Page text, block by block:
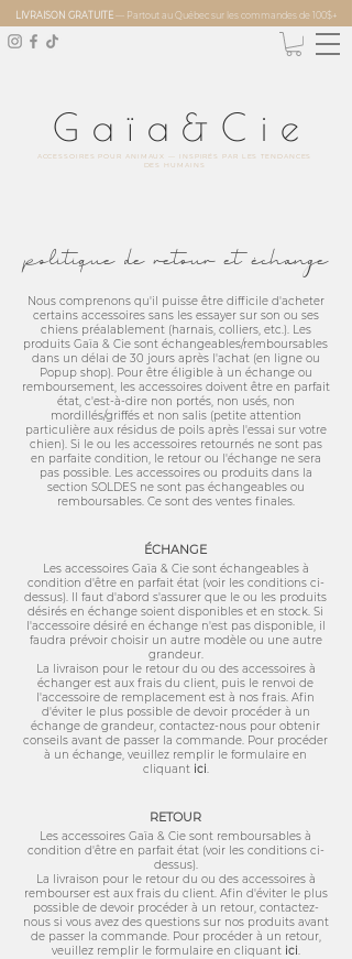
LIVRAISON GRATUITE — Partout au Québec sur les commandes de 100$+
ACCESSOIRES POUR ANIMAUX — INSPIRÉS PAR LES TENDANCES
DES HUMAINS
Gaïa&Ci e
politique de retour et échange
Nous comprenons qu'il puisse être difficile d'acheter
certains accessoires sans les essayer sur son ou ses
chiens préalablement (harnais, colliers, etc.). Les
produits Gaïa & Cie sont échangeables/remboursables
dans un délai de 30 jours après l'achat (en ligne ou
Popup shop). Pour être éligible à un échange ou
remboursement, les accessoires doivent être en parfait
état, c'est-à-dire non portés, non usés, non
mordillés/griffés et non salis (petite attention
particulière aux résidus de poils après l'essai sur votre
chien). Si le ou les accessoires retournés ne sont pas
en parfaite condition, le retour ou l'échange ne sera
pas possible. Les accessoires ou produits dans la
section SOLDES ne sont pas échangeables ou
remboursables. Ce sont des ventes finales.
ÉCHANGE
Les accessoires Gaïa & Cie sont échangeables à
condition d'être en parfait état (voir les conditions ci-
dessus). Il faut d'abord s'assurer que le ou les produits
désirés en échange soient disponibles et en stock. Si
l'accessoire désiré en échange n'est pas disponible, il
faudra prévoir choisir un autre modèle ou une autre
grandeur.
La livraison pour le retour du ou des accessoires à
échanger est aux frais du client, puis le renvoi de
l'accessoire de remplacement est à nos frais. Afin
d'éviter le plus possible de devoir procéder à un
échange de grandeur, contactez-nous pour obtenir
conseils avant de passer la commande. Pour procéder
à un échange, veuillez remplir le formulaire en
cliquant ici.
RETOUR
Les accessoires Gaïa & Cie sont remboursables à
condition d'être en parfait état (voir les conditions ci-
dessus).
La livraison pour le retour du ou des accessoires à
rembourser est aux frais du client. Afin d'éviter le plus
possible de devoir procéder à un retour, contactez-
noussi vous avez des questions sur nos produits avant
de passer la commande. Pour procéder à un retour,
veuillez remplir le formulaire en cliquant ici.